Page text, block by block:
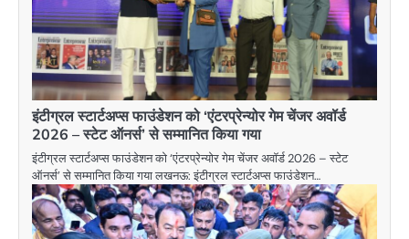
इंटीग्रल स्टार्टअप्स फाउंडेशन को ‘एंटरप्रेन्योर गेम चेंजर अवॉर्ड
2026 – स्टेट ऑनर्स’ से सम्मानित किया गया
इंटीग्रल स्टार्टअप्स फाउंडेशन को ‘एंटरप्रेन्योर गेम चेंजर अवॉर्ड 2026 – स्टेट
ऑनर्स’ से सम्मानित किया गया लखनऊ: इंटीग्रल स्टार्टअप्स फाउंडेशन…